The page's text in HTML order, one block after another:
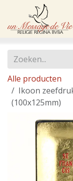
Overslaan naar
Alle producten
Ikoon
(100x125mm)